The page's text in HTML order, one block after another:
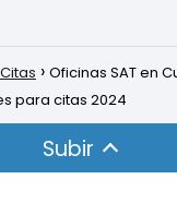
Oficinas SAT en
para citas 2024
Subir